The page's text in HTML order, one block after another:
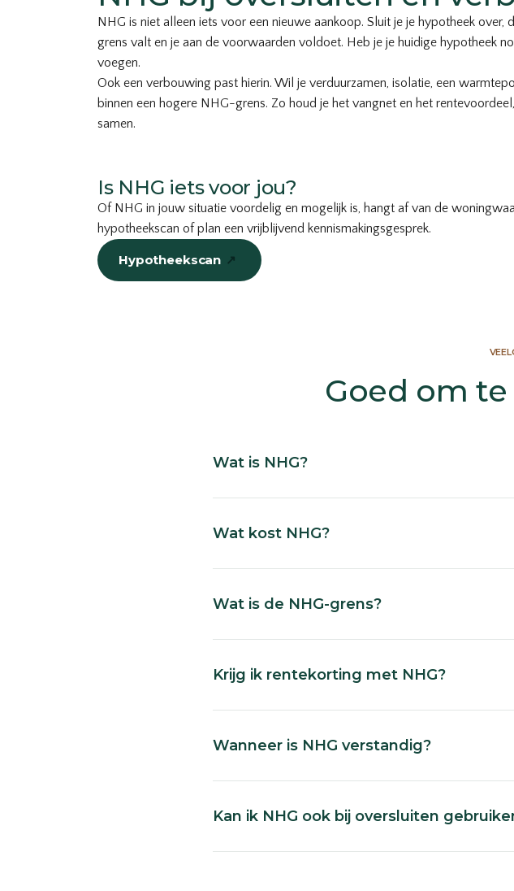
NHG is niet alleen iets voor een nieuwe aankoop. Sluit je je hypotheek
grens valt en je aan de voorwaarden voldoet. Heb je je huidige hypotheek
voegen.
Ook een verbouwing past hierin. Wil je verduurzamen, isolatie, een
binnen een hogere NHG-grens. Zo houd je het vangnet en het
samen.
Is NHG iets voor jou?
Of NHG in jouw situatie voordelig en mogelijk is, hangt af van de
hypotheekscan of plan een vrijblijvend kennismakingsgesprek.
Hypotheekscan ↗
Goed om
Wat is NHG?
Wat kost NHG?
Wat is de NHG-grens?
Krijg ik rentekorting met NHG?
Wanneer is NHG verstandig?
Kan ik NHG ook bij oversluiten